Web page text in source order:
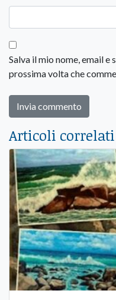
Salva il mio nome, email
prossima volta che
Articoli correlati